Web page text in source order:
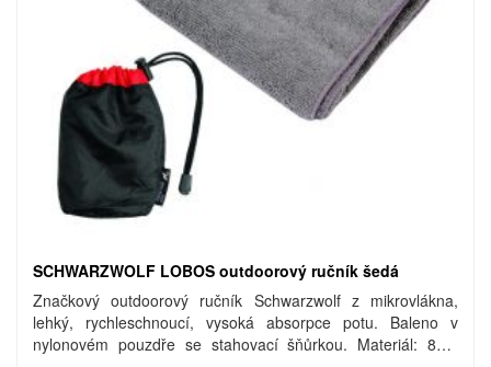
SCHWARZWOLF LOBOS outdoorový ručník šedá
Značkový outdoorový ručník Schwarzwolf z mikrovlákna,
lehký, rychleschnoucí, vysoká absorpce potu. Baleno v
nylonovém pouzdře se stahovací šňůrkou. Materiál: 80%